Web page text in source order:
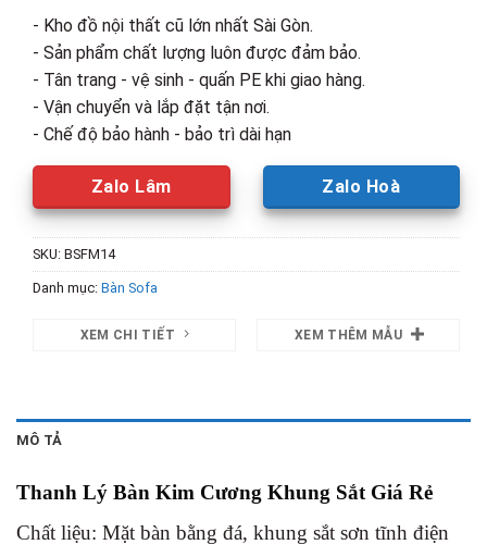
- Kho đồ nội thất cũ lớn nhất Sài Gòn.
- Sản phẩm chất lượng luôn được đảm bảo.
- Tân trang - vệ sinh - quấn PE khi giao hàng.
- Vận chuyển và lắp đặt tận nơi.
- Chế độ bảo hành - bảo trì dài hạn
Zalo Lâm Zalo Hoà
SKU: BSFM14
Danh mục: Bàn Sofa
XEM CHI TIẾT XEM THÊM MẪU
MÔ TẢ
Thanh Lý Bàn Kim Cương Khung Sắt Giá Rẻ
Chất liệu: Mặt bàn bằng đá, khung sắt sơn tĩnh điện